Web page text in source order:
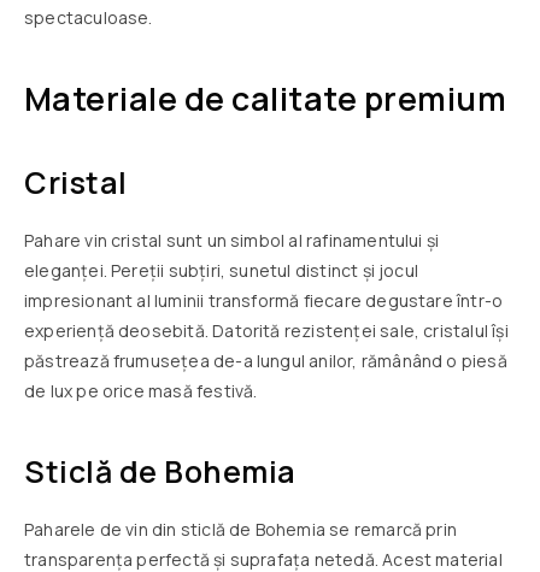
spectaculoase.
Materiale de calitate premium
Cristal
Pahare vin cristal sunt un simbol al rafinamentului și
eleganței. Pereții subțiri, sunetul distinct și jocul
impresionant al luminii transformă fiecare degustare într-o
experiență deosebită. Datorită rezistenței sale, cristalul își
păstrează frumusețea de-a lungul anilor, rămânând o piesă
de lux pe orice masă festivă.
Sticlă de Bohemia
Paharele de vin din sticlă de Bohemia se remarcă prin
transparența perfectă și suprafața netedă. Acest material